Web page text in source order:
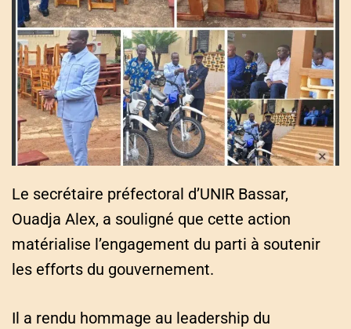
Le secrétaire préfectoral d’UNIR Bassar,
Ouadja Alex, a souligné que cette action
matérialise l’engagement du parti à soutenir
les efforts du gouvernement.
Il a rendu hommage au leadership du